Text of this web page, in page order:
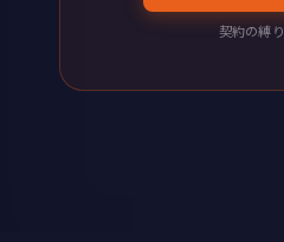
契約の縛